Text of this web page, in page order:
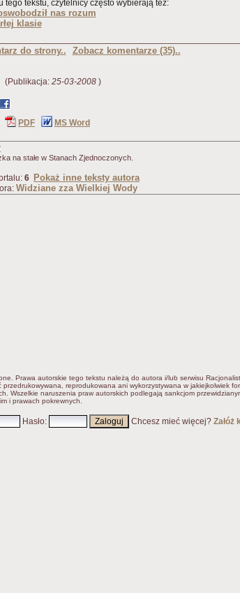
tego tekstu, czytelnicy często wybierają też:
nas rozum
klasie
do strony.. Zobacz komentarze (35)..
(Publikacja: 25-03-2008 )
PDF MS Word
na stałe w Stanach Zjednoczonych.
6 Pokaż inne teksty autora
Widziane zza Wielkiej Wody
Prawa autorskie tego tekstu należą do autora i/lub serwisu
reprodukowana ani wykorzystywana w jakiejkolwiek
Wszelkie naruszenia praw autorskich podlegają sankcjom
i prawach pokrewnych.
Hasło: Chcesz mieć więcej? Załóż